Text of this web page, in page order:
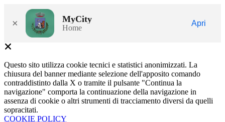
× MyCity
Home
Apri
Questo sito utilizza cookie tecnici e statistici anonimizzati. La
chiusura del banner mediante selezione dell'apposito comando
contraddistinto dalla X o tramite il pulsante "Continua la
navigazione" comporta la continuazione della navigazione in
assenza di cookie o altri strumenti di tracciamento diversi da quelli
sopracitati.
COOKIE POLICY